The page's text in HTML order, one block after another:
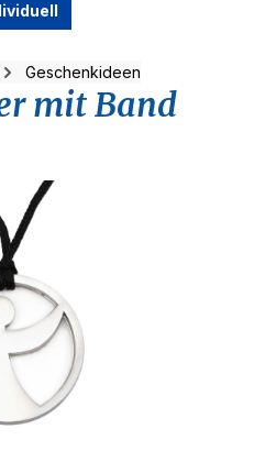
Geschenkideen
mit Band